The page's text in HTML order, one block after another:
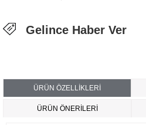
Gelince Haber Ver
ÜRÜN ÖZELLIKLERI
ÜRÜN ÖNERILERI